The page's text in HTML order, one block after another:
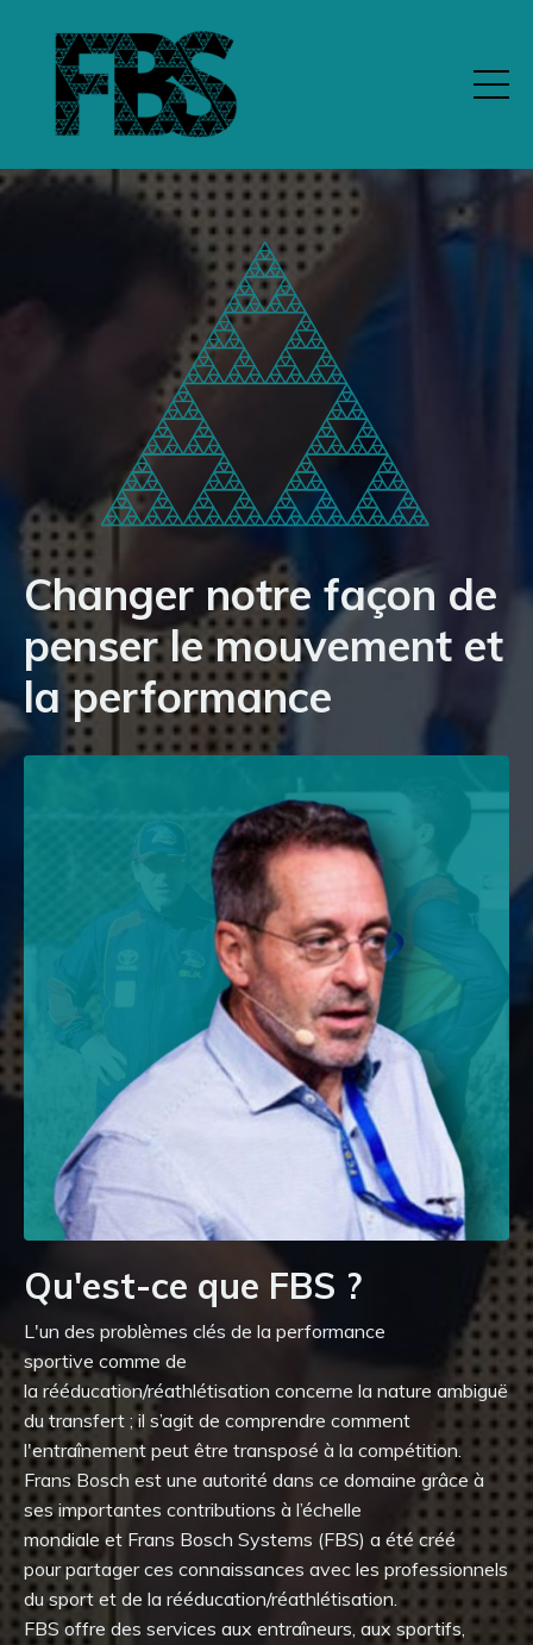
Changer notre façon de
penser le mouvement et
la performance
Qu'est-ce que FBS ?
L'un des problèmes clés de la performance
sportive comme de
la rééducation/réathlétisation concerne la nature ambiguë
du transfert ; il s’agit de comprendre comment
l'entraînement peut être transposé à la compétition.
Frans Bosch est une autorité dans ce domaine grâce à
ses importantes contributions à l’échelle
mondiale et Frans Bosch Systems (FBS) a été créé
pour partager ces connaissances avec les professionnels
du sport et de la rééducation/réathlétisation.
FBS offre des services aux entraîneurs, aux sportifs,